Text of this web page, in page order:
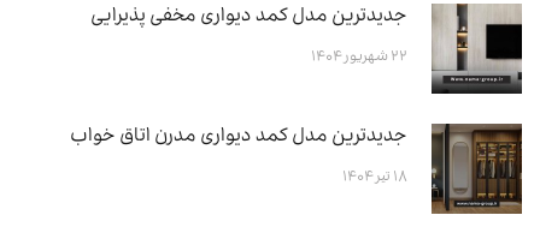
جدیدترین مدل کمد دیواری مخفی پذیرایی
۲۲ شهریور ۱۴۰۴
جدیدترین مدل کمد دیواری مدرن اتاق خواب
۱۸ تیر ۱۴۰۴